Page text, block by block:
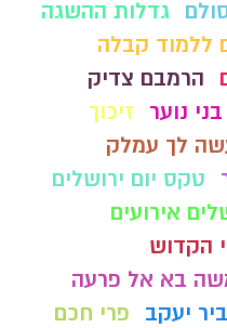
גדלות ההשגה
ללמוד קבלה
הרמבם צדיק
נוער
זיכוך
לך עמלק
טקס יום ירושלים
אירועים
הקדוש
בא אל פרעה
יעקב
פרי חכם